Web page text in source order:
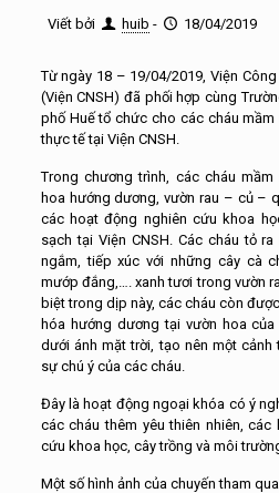
Viết bởi huib - 18/04/2019
Từ ngày 18 – 19/04/2019, Viện
(Viện CNSH) đã phối hợp cùng
phố Huế tổ chức cho các cháu
thực tế tại Viện CNSH.
Trong chương trình, các cháu
hoa hướng dương, vườn rau – củ –
các hoạt động nghiên cứu khoa
sạch tại Viện CNSH. Các cháu tỏ
ngắm, tiếp xúc với những cây cà
mướp đắng,…. xanh tươi trong vườn
biệt trong dịp này, các cháu còn
hóa hướng dương tại vườn hoa
dưới ánh mặt trời, tạo nên một
sự chú ý của các cháu.
Đây là hoạt động ngoại khóa có ý
các cháu thêm yêu thiên nhiên, các
cứu khoa học, cây trồng và môi
Một số hình ảnh của chuyến tham